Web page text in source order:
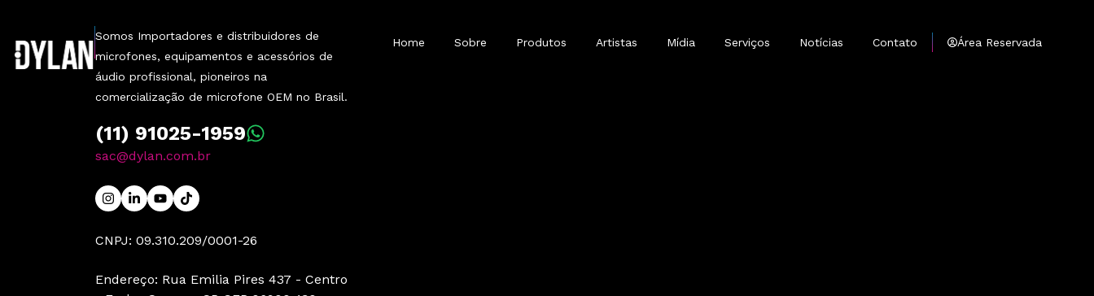
Somos Importadores e distribuidores de
microfones, equipamentos e acessórios de
áudio profissional, pioneiros na
comercialização de microfone OEM no Brasil.
(11) 91025-1959
sac@dylan.com.br
CNPJ: 09.310.209/0001-26
Endereço: Rua Emilia Pires 437 - Centro
Home Sobre Produtos Artistas Mídia Serviços Notícias Contato Área Reservada